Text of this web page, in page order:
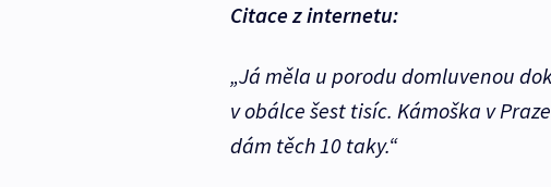
Citace z internetu:
„Já měla u porodu domluvenou
v obálce šest tisíc. Kámoška v
dám těch 10 taky.“